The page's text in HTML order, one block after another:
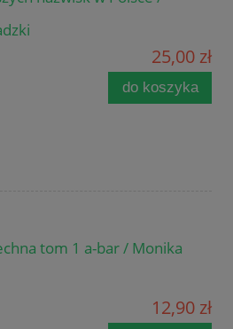
25,00 zł
do koszyka
tom 1 a-bar / Monika
12,90 zł